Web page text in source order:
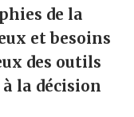
de la
et besoins
des outils
la décision